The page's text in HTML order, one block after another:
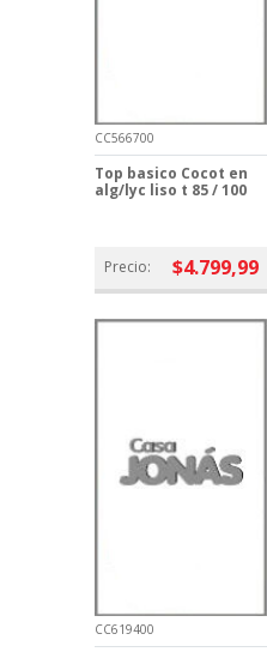
CC566700
Top basico Cocot en
alg/lyc liso t 85 / 100
Precio: $4.799,99
CC619400